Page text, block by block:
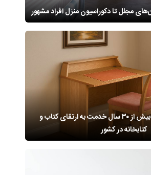
مجلل تا دکوراسیون منزل افراد مشهور
صنایع چوب فرهنگ؛ بیش از ۳۰ سال خدمت به ارتقای کتاب و
کتابخانه در کشور